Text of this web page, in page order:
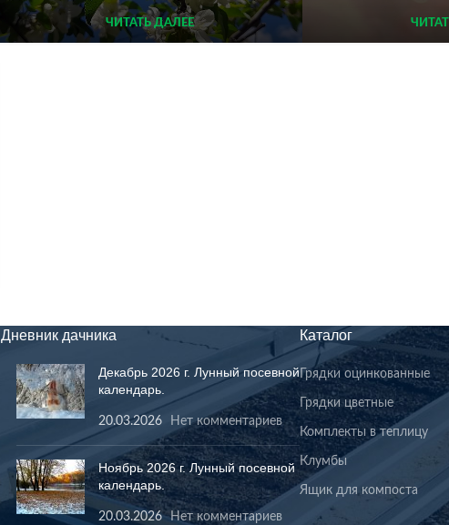
ЧИТАТЬ ДАЛЕЕ
Дневник дачника
Декабрь 2026 г. Лунный посевной
календарь.
20.03.2026 Нет комментариев
Ноябрь 2026 г. Лунный посевной
календарь.
20.03.2026 Нет комментариев
Каталог
Грядки оцинкованные
Грядки цветные
Комплекты в теплицу
Клумбы
Ящик для компоста